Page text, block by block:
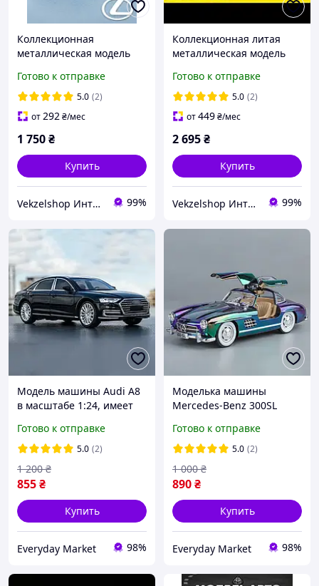
Коллекционная
металлическая модель
1:24 черная(световые и
звуковые эффекты)
Готово к отправке
5.0 (2)
от292₴/мес
1 750₴
Купить
Vekzelshop Интернет-магазин 99%
Коллекционная литая
металлическая модель
DTM Redbull, световые и
звуковые эффекты 21 cm
Готово к отправке
5.0 (2)
от449₴/мес
2 695₴
Купить
Vekzelshop Интернет-магазин 99%
Модель машины Audi A8
в масштабе 1:24, имеет
эффекты и подвижные
детали
Готово к отправке
5.0 (2)
855₴
1 200 ₴
Купить
Everyday Market 98%
Моделька машины
Mercedes-Benz 300SL
оснащена звуковыми и
световыми эффектами
Готово к отправке
5.0 (2)
890₴
1 000 ₴
Купить
Everyday Market 98%